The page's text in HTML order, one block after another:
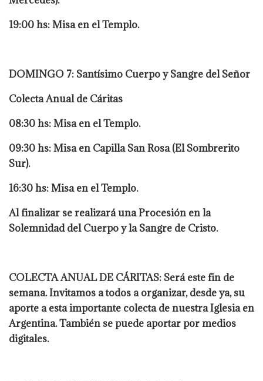
19:00 hs: Misa en el Templo.
DOMINGO 7: Santísimo Cuerpo y Sangre del Señor
Colecta Anual de Cáritas
08:30 hs: Misa en el Templo.
09:30 hs: Misa en Capilla San Rosa (El Sombrerito
Sur).
16:30 hs: Misa en el Templo.
Al finalizar se realizará una Procesión en la
Solemnidad del Cuerpo y la Sangre de Cristo.
COLECTA ANUAL DE CÁRITAS: Será este fin de
semana. Invitamos a todos a organizar, desde ya, su
aporte a esta importante colecta de nuestra Iglesia en
Argentina. También se puede aportar por medios
digitales.